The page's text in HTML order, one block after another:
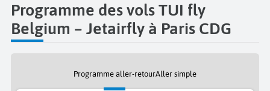
Programme des vols TUI fly
Belgium – Jetairfly à Paris CDG
Programme aller-retourAller simple